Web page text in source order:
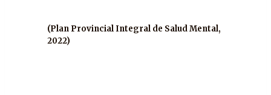
(Plan Provincial Integral de Salud Mental,
2022)